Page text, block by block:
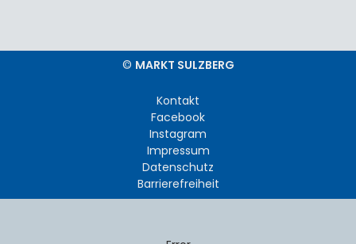
© MARKT SULZBERG
Kontakt
Facebook
Instagram
Impressum
Datenschutz
Barrierefreiheit